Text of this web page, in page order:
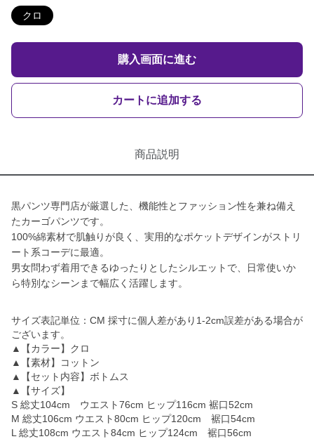
クロ
購入画面に進む
カートに追加する
商品説明
黒パンツ専門店が厳選した、機能性とファッション性を兼ね備え
たカーゴパンツです。
100%綿素材で肌触りが良く、実用的なポケットデザインがストリ
ート系コーデに最適。
男女問わず着用できるゆったりとしたシルエットで、日常使いか
ら特別なシーンまで幅広く活躍します。
サイズ表記単位：CM 採寸に個人差があり1-2cm誤差がある場合が
ございます。
▲【カラー】クロ
▲【素材】コットン
▲【セット内容】ボトムス
▲【サイズ】
S 総丈104cm ウエスト76cm ヒップ116cm 裾口52cm
M 総丈106cm ウエスト80cm ヒップ120cm 裾口54cm
L 総丈108cm ウエスト84cm ヒップ124cm 裾口56cm